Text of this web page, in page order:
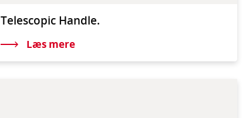
Telescopic Handle.
Læs mere